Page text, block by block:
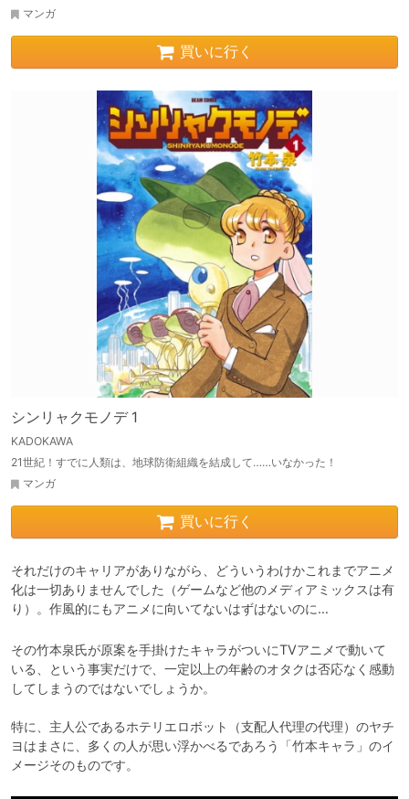
マンガ
買いに行く
シンリャクモノデ 1
KADOKAWA
21世紀！すでに人類は、地球防衛組織を結成して……いなかった！
マンガ
買いに行く
それだけのキャリアがありながら、どういうわけかこれまでアニメ
化は一切ありませんでした（ゲームなど他のメディアミックスは有
り）。作風的にもアニメに向いてないはずはないのに…
その竹本泉氏が原案を手掛けたキャラがついにTVアニメで動いて
いる、という事実だけで、一定以上の年齢のオタクは否応なく感動
してしまうのではないでしょうか。
特に、主人公であるホテリエロボット（支配人代理の代理）のヤチ
ヨはまさに、多くの人が思い浮かべるであろう「竹本キャラ」のイ
メージそのものです。